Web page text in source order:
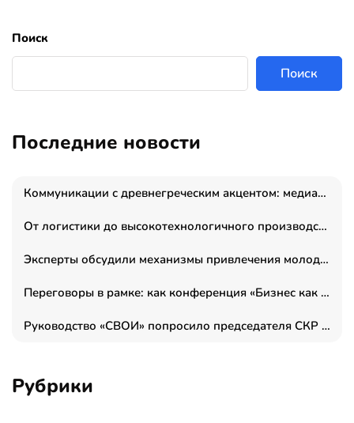
Поиск
Поиск
Последние новости
Коммуникации с древнегреческим акцентом: медиаменеджер и журналист Владимир Дергачев запустил коммуникационное агентство «Сократ 2.0»
От логистики до высокотехнологичного производства: как основатель “гагаринга” выстраивает экосистему безопасности и гражданских БПЛА
Эксперты обсудили механизмы привлечения молодых специалистов в промышленные города
Переговоры в рамке: как конференция «Бизнес как искусство» переформатирует деловой этикет в стенах ТПП РФ
Руководство «СВОИ» попросило председателя СКР дать правовую оценку обысков в тыловом штабе
Рубрики